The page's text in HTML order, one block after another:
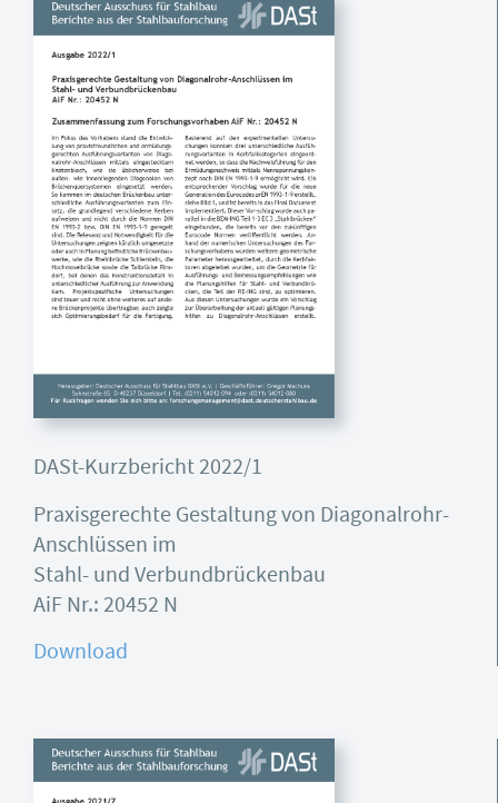
DASt-Kurzbericht 2022/1
Praxisgerechte Gestaltung von Diagonalrohr-
Anschlüssen im
Stahl- und Verbundbrückenbau
AiF Nr.: 20452 N
Download